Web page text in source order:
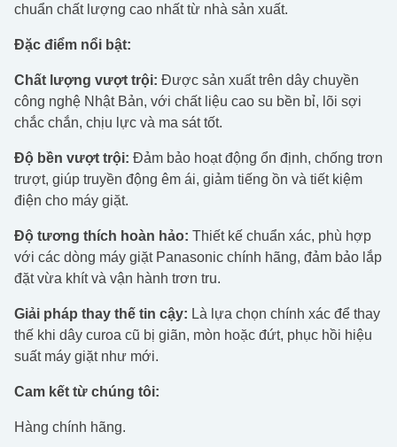
chuẩn chất lượng cao nhất từ nhà sản xuất.
Đặc điểm nổi bật:
Chất lượng vượt trội: Được sản xuất trên dây chuyền
công nghệ Nhật Bản, với chất liệu cao su bền bỉ, lõi sợi
chắc chắn, chịu lực và ma sát tốt.
Độ bền vượt trội: Đảm bảo hoạt động ổn định, chống trơn
trượt, giúp truyền động êm ái, giảm tiếng ồn và tiết kiệm
điện cho máy giặt.
Độ tương thích hoàn hảo: Thiết kế chuẩn xác, phù hợp
với các dòng máy giặt Panasonic chính hãng, đảm bảo lắp
đặt vừa khít và vận hành trơn tru.
Giải pháp thay thế tin cậy: Là lựa chọn chính xác để thay
thế khi dây curoa cũ bị giãn, mòn hoặc đứt, phục hồi hiệu
suất máy giặt như mới.
Cam kết từ chúng tôi:
Hàng chính hãng.